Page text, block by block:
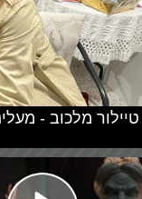
טיילור מלכוב -